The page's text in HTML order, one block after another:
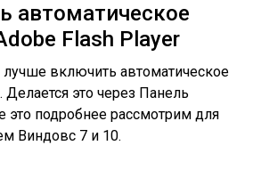
автоматическое
Flash Player
включить автоматическое
это через Панель
это подробнее рассмотрим для
Виндовс 7 и 10.